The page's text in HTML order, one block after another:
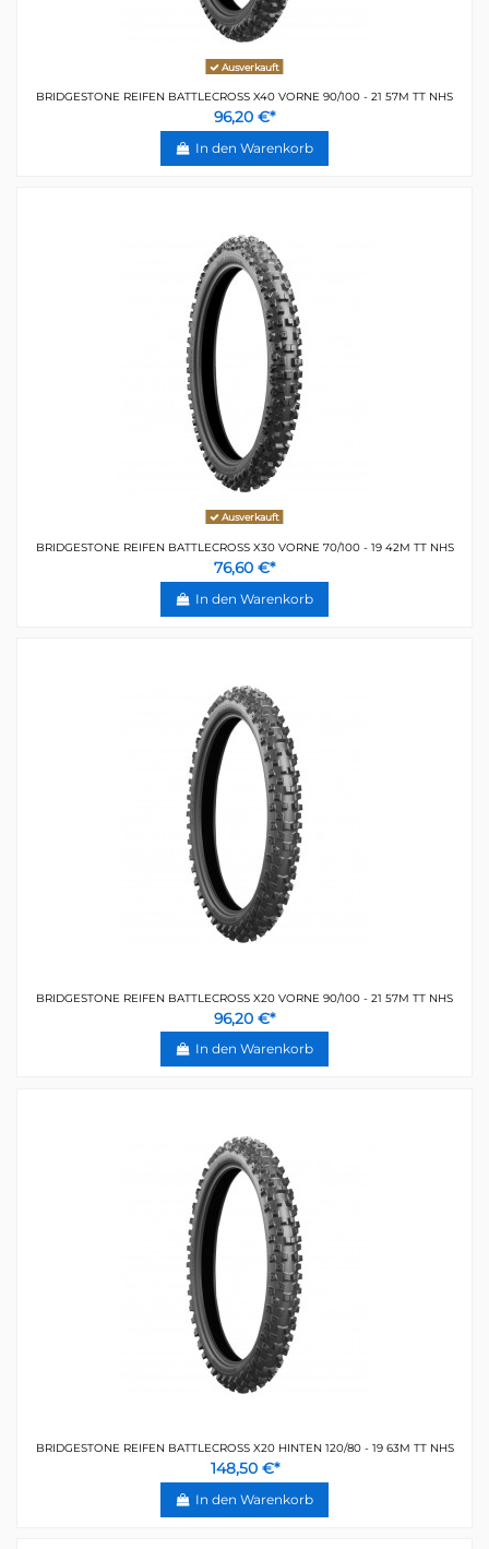
Ausverkauft
BRIDGESTONE REIFEN BATTLECROSS X40 VORNE 90/100 - 21 57M TT NHS
96,20 €*
In den Warenkorb
Ausverkauft
BRIDGESTONE REIFEN BATTLECROSS X30 VORNE 70/100 - 19 42M TT NHS
76,60 €*
In den Warenkorb
BRIDGESTONE REIFEN BATTLECROSS X20 VORNE 90/100 - 21 57M TT NHS
96,20 €*
In den Warenkorb
BRIDGESTONE REIFEN BATTLECROSS X20 HINTEN 120/80 - 19 63M TT NHS
148,50 €*
In den Warenkorb